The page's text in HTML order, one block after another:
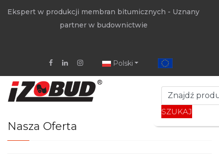
Ekspert w produkcji membran bitumicznych - Uznany
partner w budownictwie
Polski
Nasza Oferta
SZUKAJ